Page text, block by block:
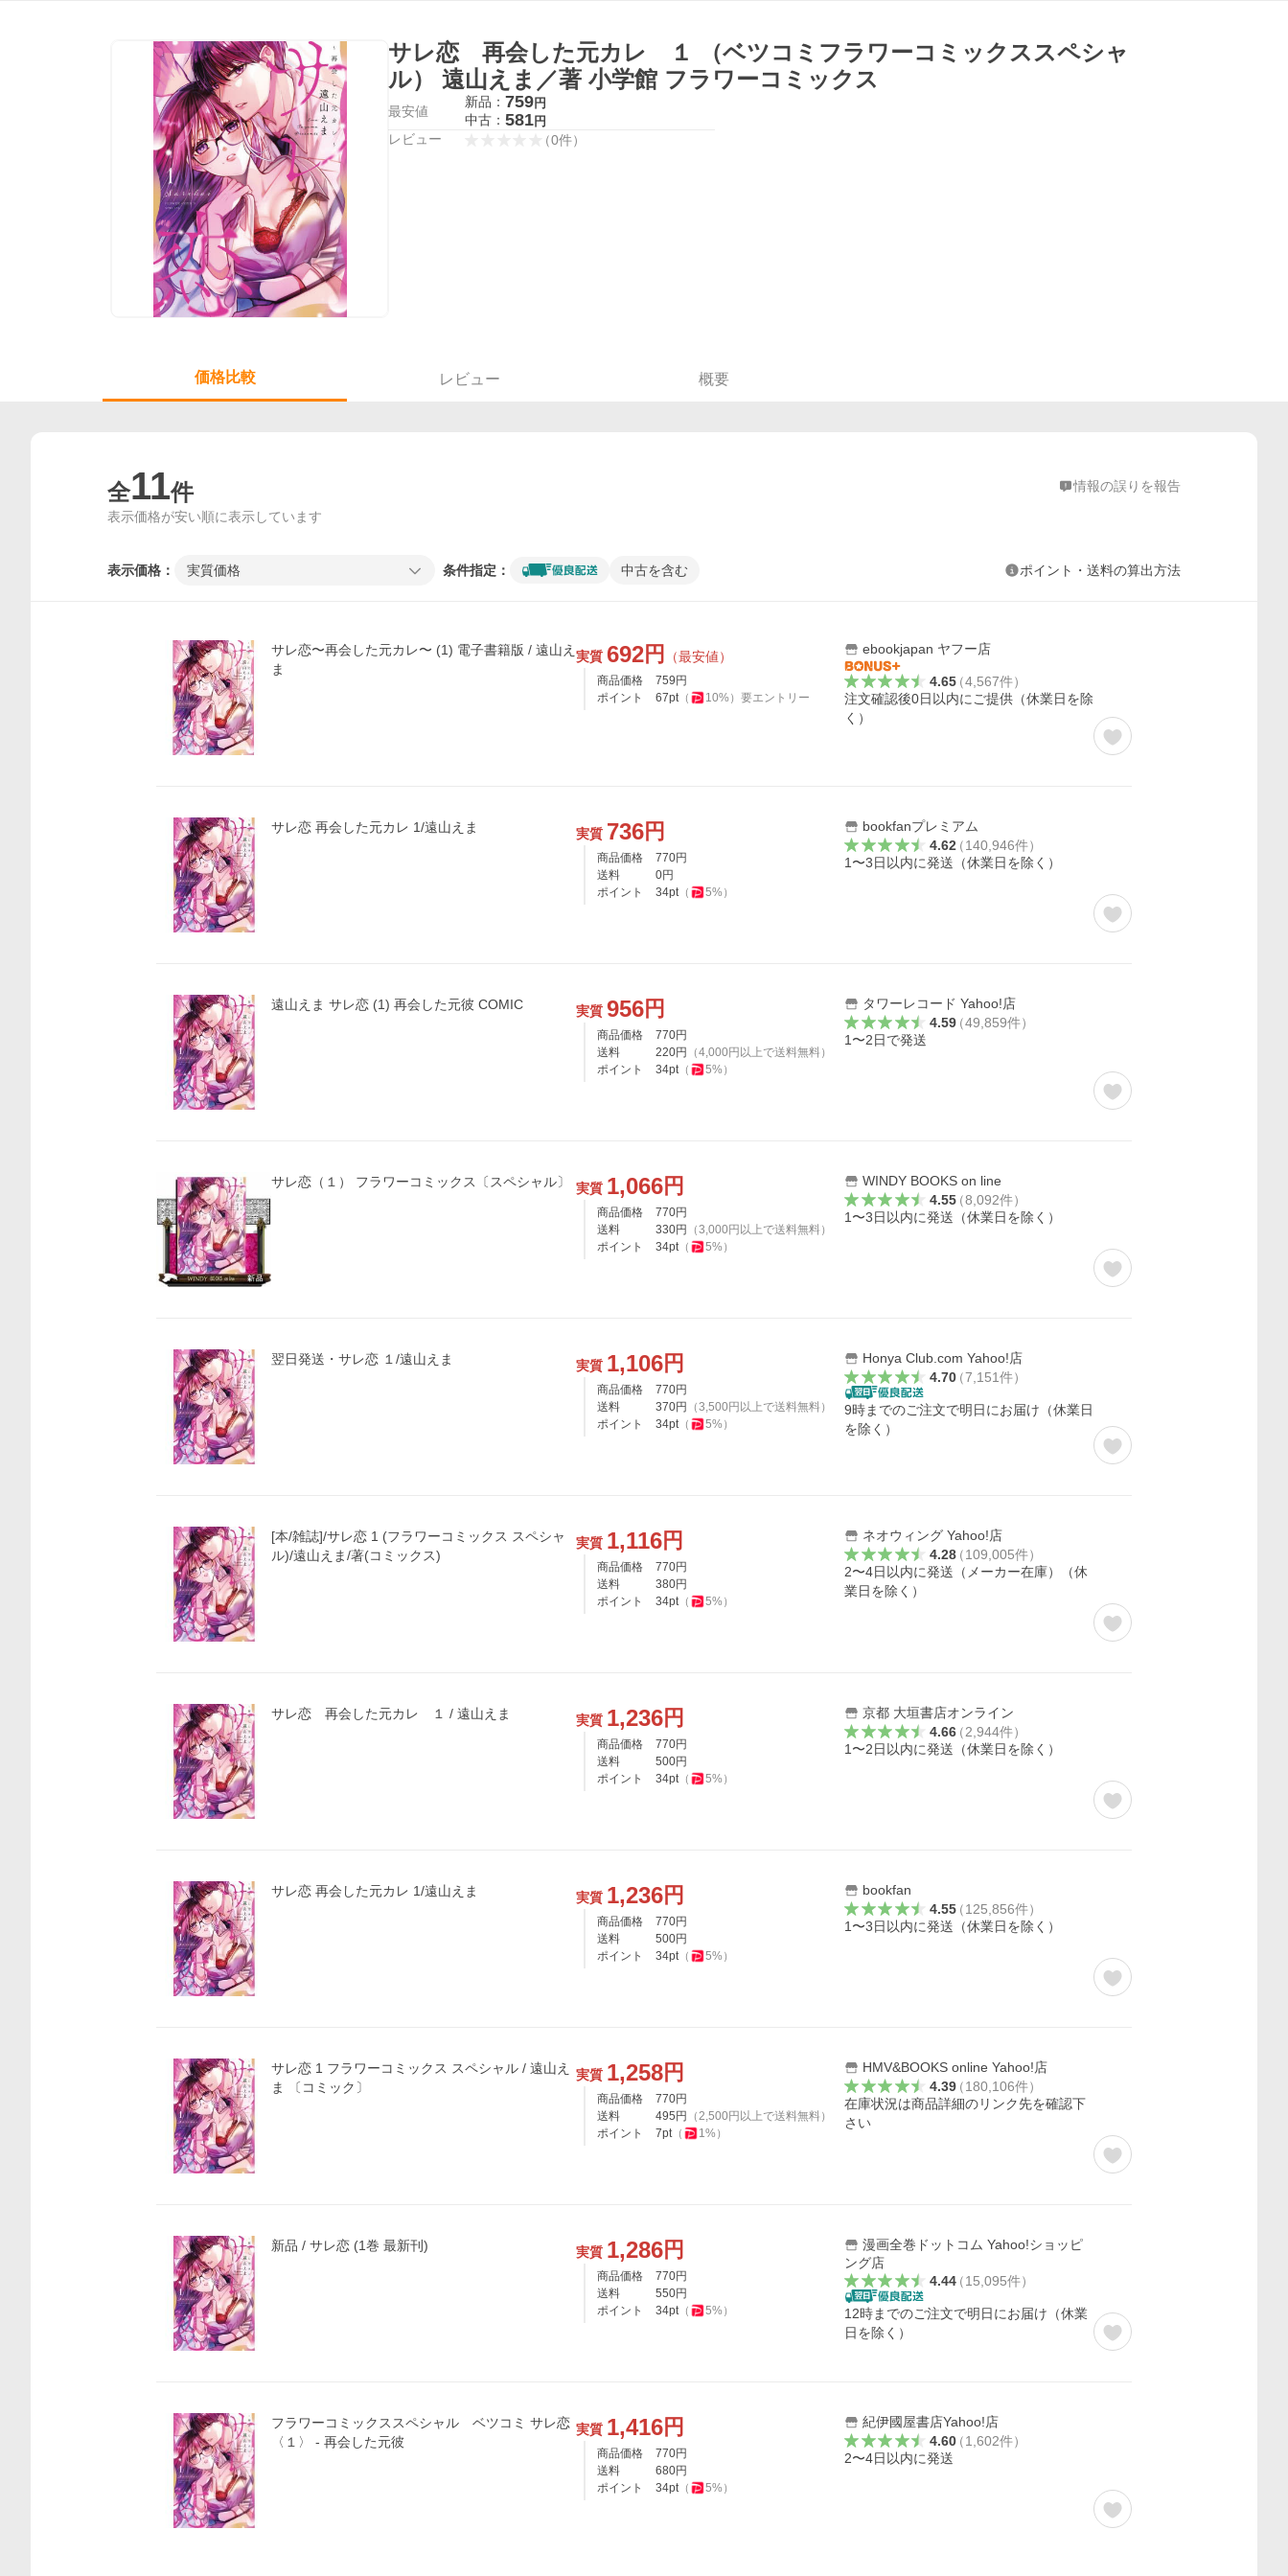
サレ恋 再会した元カレ １ （ベツコミフラワーコミックススペシャ
ル） 遠山えま／著 小学館 フラワーコミックス
最安値
新品： 759円
中古： 581円
レビュー （0件）
価格比較 レビュー 概要
全11件 情報の誤りを報告
表示価格が安い順に表示しています
表示価格： 実質価格 条件指定： 中古を含む ポイント・送料の算出方法
サレ恋〜再会した元カレ〜 (1) 電子書籍版 / 遠山え
ま
実質 692円 （最安値）
商品価格 759 円
ポイント
67pt（ 10%） 要エントリー
ebookjapan ヤフー店
4.65（4,567件）
注文確認後0日以内にご提供（休業日を除
く）
サレ恋 再会した元カレ 1/遠山えま 実質 736円
商品価格 770円
送料
0円
ポイント
34pt（ 5%）
bookfanプレミアム
4.62（140,946件）
1〜3日以内に発送（休業日を除く）
遠山えま サレ恋 (1) 再会した元彼 COMIC 実質 956円
商品価格 770円
送料
220円 （4,000 円以上で送料無料）
ポイント
34pt（ 5%）
タワーレコード Yahoo!店
4.59（49,859件）
1〜2日で発送
サレ恋（１） フラワーコミックス〔スペシャル〕 実質 1,066円
商品価格 770円
送料
330円 （3,000 円以上で送料無料）
ポイント
34pt（ 5%）
WINDY BOOKS on line
4.55（8,092件）
1〜3日以内に発送（休業日を除く）
翌日発送・サレ恋 １/遠山えま 実質 1,106円
商品価格 770円
送料
370円 （3,500 円以上で送料無料）
ポイント
34pt（ 5%）
Honya Club.com Yahoo!店
4.70（7,151件）
9時までのご注文で明日にお届け（休業日
を除く）
[本/雑誌]/サレ恋 1 (フラワーコミックス スペシャ
ル)/遠山えま/著(コミックス)
実質 1,116円
商品価格 770円
送料
380円
ポイント
34pt（ 5%）
ネオウィング Yahoo!店
4.28（109,005件）
2〜4日以内に発送（メーカー在庫）（休
業日を除く）
サレ恋 再会した元カレ １ / 遠山えま 実質 1,236円
商品価格 770円
送料
500円
ポイント
34pt（ 5%）
京都 大垣書店オンライン
4.66（2,944件）
1〜2日以内に発送（休業日を除く）
サレ恋 再会した元カレ 1/遠山えま 実質 1,236円
商品価格 770円
送料
500円
ポイント
34pt（ 5%）
bookfan
4.55（125,856件）
1〜3日以内に発送（休業日を除く）
サレ恋 1 フラワーコミックス スペシャル / 遠山え
ま 〔コミック〕
実質 1,258円
商品価格 770円
送料
495 円 （2,500 円以上で送料無料）
ポイント
7pt（ 1%）
HMV&BOOKS online Yahoo!店
4.39（180,106件）
在庫状況は商品詳細のリンク先を確認下
さい
新品 / サレ恋 (1巻 最新刊) 実質 1,286円
商品価格 770円
送料
550円
ポイント
34pt（ 5%）
漫画全巻ドットコム Yahoo!ショッピ
ング店
4.44（15,095件）
12時までのご注文で明日にお届け（休業
日を除く）
フラワーコミックススペシャル ベツコミ サレ恋
〈１〉 - 再会した元彼
実質 1,416円
商品価格 770円
送料
680円
ポイント
34pt（ 5%）
紀伊國屋書店Yahoo!店
4.60（1,602件）
2〜4日以内に発送